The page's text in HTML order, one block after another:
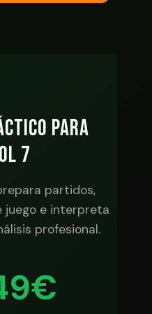
PARA
7
partidos,
juego e interpreta
profesional.